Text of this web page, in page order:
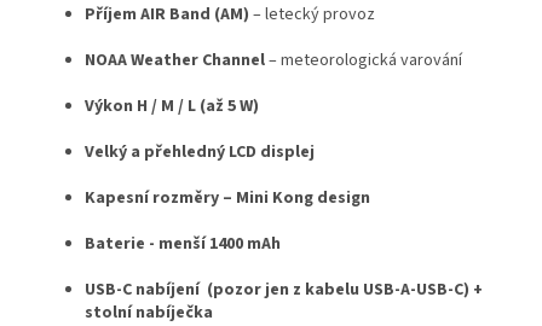
Příjem AIR Band (AM) – letecký provoz
NOAA Weather Channel– meteorologická varování
Výkon H / M / L (až 5 W)
Velký a přehledný LCD displej
Kapesní rozměry – Mini Kong design
Baterie - menší 1400 mAh
USB-C nabíjení (pozor jen z kabelu USB-A-USB-C) +
stolní nabíječka